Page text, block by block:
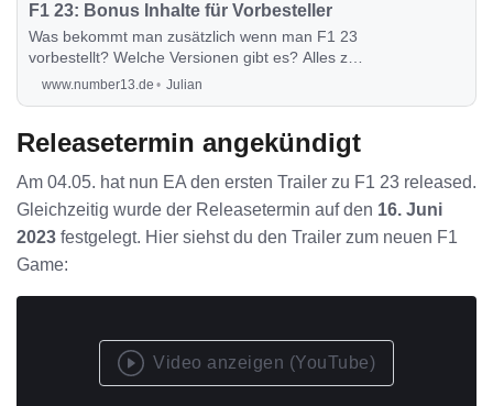
F1 23: Bonus Inhalte für Vorbesteller
Was bekommt man zusätzlich wenn man F1 23
vorbestellt? Welche Versionen gibt es? Alles zu
den Vorbestellerversionen von F1 23 erfährst
www.number13.de Julian
Releasetermin angekündigt
Am 04.05. hat nun EA den ersten Trailer zu F1 23 released.
Gleichzeitig wurde der Releasetermin auf den 16. Juni
2023 festgelegt. Hier siehst du den Trailer zum neuen F1
Game:
Video anzeigen (YouTube)